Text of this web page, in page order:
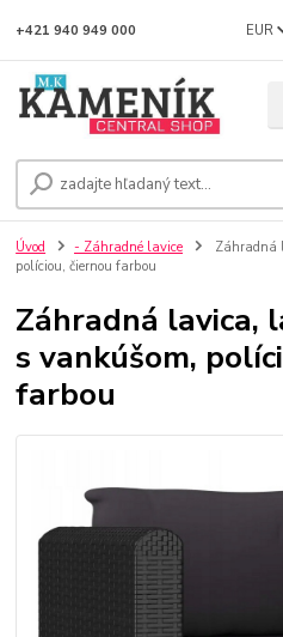
EUR
+421 940 949 000
Úvod - Záhradné lavice
Záhradná
políciou, čiernou farbou
Záhradná lavica,
s vankúšom,
farbou